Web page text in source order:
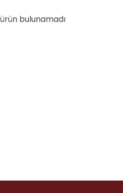
ürün bulunamadı